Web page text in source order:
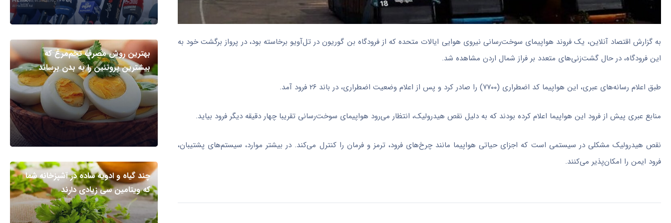
به گزارش اقتصاد آنلاین، یک فروند هواپیمای سوخت‌رسانی نیروی هوایی ایالات متحده که از فرودگاه بن گوریون در تل‌آویو برخاسته بود، در پرواز برگشت خود به
این فرودگاه، در حال گشت‌زنی‌های متعدد بر فراز شمال اردن مشاهده شد.
طبق اعلام رسانه‌های عبری، این هواپیما کد اضطراری (۷۷۰۰) را صادر کرد و پس از اعلام وضعیت اضطراری، در باند ۲۶ فرود آمد.
منابع عبری پیش از فرود این هواپیما اعلام کرده بودند که به دلیل نقص هیدرولیک، انتظار می‌رود هواپیمای سوخت‌رسانی تقریبا چهار دقیقه دیگر فرود بیاید.
نقص هیدرولیک مشکلی در سیستمی است که اجزای حیاتی هواپیما مانند چرخ‌های فرود، ترمز و فرمان را کنترل می‌کند. در بیشتر موارد، سیستم‌های پشتیبان،
فرود ایمن را امکان‌پذیر می‌کنند.
بهترین روش مصرف تخم‌مرغ که
بیشترین پروتئین را به بدن برساند
چند گیاه و ادویه ساده در آشپزخانه شما
که ویتامین سی زیادی دارند